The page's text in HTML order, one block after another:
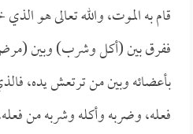
قام به الموت، والله تعالى هو
ففرق بين (أكل وشرب) وبين
بأعضائه وبين من ترتعش يده،
فعله، وضربه وأكله وشربه من